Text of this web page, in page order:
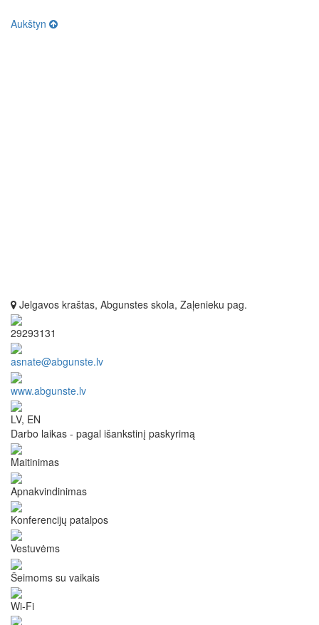
Aukštyn
Jelgavos kraštas, Abgunstes skola, Zaļenieku pag.
29293131
asnate@abgunste.lv
www.abgunste.lv
LV, EN
Darbo laikas - pagal išankstinį paskyrimą
Maitinimas
Apnakvindinimas
Konferencijų patalpos
Vestuvėms
Šeimoms su vaikais
Wi-Fi